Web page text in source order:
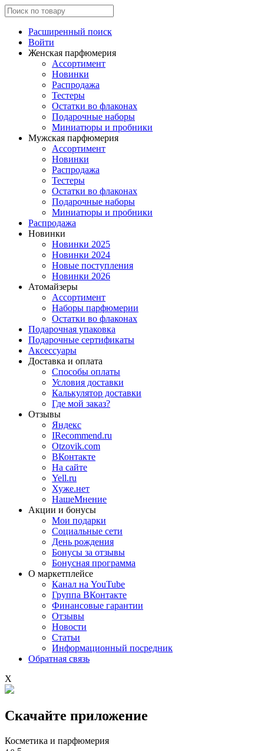
Расширенный поиск
Войти
Женская парфюмерия
Ассортимент
Новинки
Распродажа
Тестеры
Остатки во флаконах
Подарочные наборы
Миниатюры и пробники
Мужская парфюмерия
Ассортимент
Новинки
Распродажа
Тестеры
Остатки во флаконах
Подарочные наборы
Миниатюры и пробники
Распродажа
Новинки
Новинки 2025
Новинки 2024
Новые поступления
Новинки 2026
Атомайзеры
Ассортимент
Наборы парфюмерии
Остатки во флаконах
Подарочная упаковка
Подарочные сертификаты
Аксессуары
Доставка и оплата
Способы оплаты
Условия доставки
Калькулятор доставки
Где мой заказ?
Отзывы
Яндекс
IRecommend.ru
Otzovik.com
ВКонтакте
На сайте
Yell.ru
Хуже.нет
НашеМнение
Акции и бонусы
Мои подарки
Социальные сети
День рождения
Бонусы за отзывы
Бонусная программа
О маркетплейсе
Канал на YouTube
Группа ВКонтакте
Финансовые гарантии
Отзывы
Новости
Статьи
Информационный посредник
Обратная связь
X
Скачайте приложение
Косметика и парфюмерия